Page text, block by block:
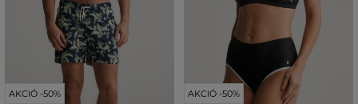
AKCIÓ -50% AKCIÓ -50%